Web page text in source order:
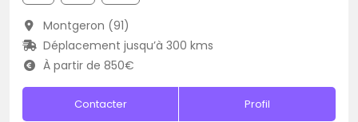
Montgeron (91)
Déplacement jusqu’à 300 kms
À partir de 850€
Contacter Profil